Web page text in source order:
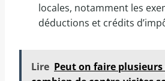
locales, notamment les
déductions et crédits
Lire Peut on faire